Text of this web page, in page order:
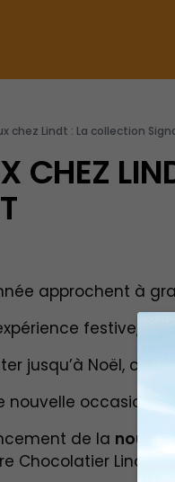
chez Lindt : La collection
CHEZ
approchent à
festive, ne
jusqu’à Noël, ces
nouvelle occasion
de la
Chocolatier Lindt.